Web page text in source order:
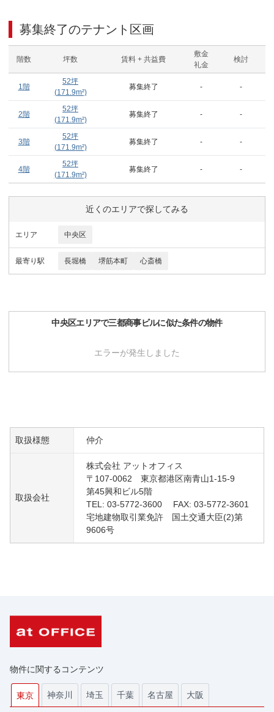
募集終了のテナント区画
階数 坪数 賃料 + 共益費
敷金
礼金
検討
1階
52坪
(171.9m²)
募集終了 - -
2階
52坪
(171.9m²)
募集終了 - -
3階
52坪
(171.9m²)
募集終了 - -
4階
52坪
(171.9m²)
募集終了 - -
近くのエリアで探してみる
エリア 中央区
最寄り駅 長堀橋 堺筋本町 心斎橋
中央区エリアで三都商事ビルに似た条件の物件
エラーが発生しました
取扱様態 仲介
取扱会社
株式会社 アットオフィス
〒107-0062 東京都港区南青山1-15-9
第45興和ビル5階
TEL: 03-5772-3600 FAX: 03-5772-3601
宅地建物取引業免許 国土交通大臣(2)第
9606号
物件に関するコンテンツ
東京 神奈川 埼玉 千葉 名古屋 大阪